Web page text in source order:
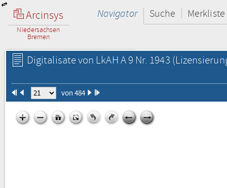
Arcinsys
Niedersachsen
Bremen
Navigator Suche Merkliste
Digitalisate von LkAH A 9 Nr. 1943
von 484